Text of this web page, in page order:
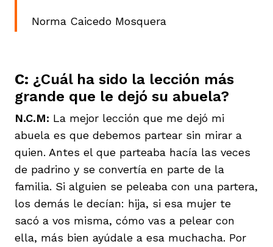
Norma Caicedo Mosquera
C: ¿Cuál ha sido la lección más
grande que le dejó su abuela?
N.C.M: La mejor lección que me dejó mi
abuela es que debemos partear sin mirar a
quien. Antes el que parteaba hacía las veces
de padrino y se convertía en parte de la
familia. Si alguien se peleaba con una partera,
los demás le decían: hija, si esa mujer te
sacó a vos misma, cómo vas a pelear con
ella, más bien ayúdale a esa muchacha. Por